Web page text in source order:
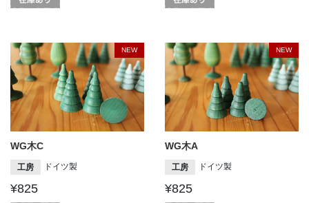
NEW
WG木C
工房 ドイツ製
¥825
NEW
WG木A
工房 ドイツ製
¥825